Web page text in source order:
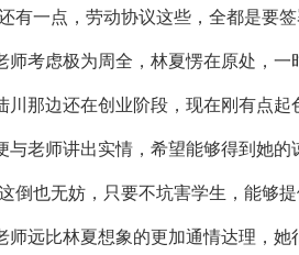
有一点，劳动协议这些，全都是要签
师考虑极为周全，林夏愣在原处，一
川那边还在创业阶段，现在刚有点起
与老师讲出实情，希望能够得到她的
倒也无妨，只要不坑害学生，能够
师远比林夏想象的更加通情达理，她